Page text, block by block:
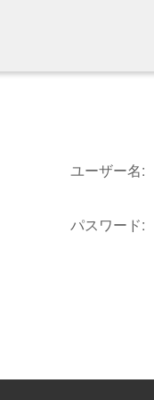
ユーザー名:
パスワード: